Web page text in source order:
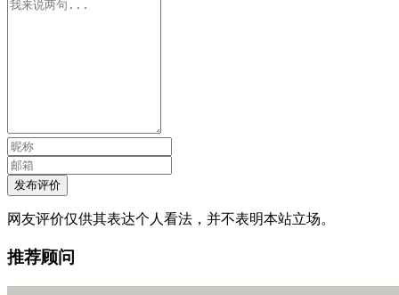
发布评价
网友评价仅供其表达个人看法，并不表明本站立场。
推荐顾问